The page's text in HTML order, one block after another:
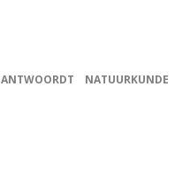
ANTWOORDT
NATUURKUNDE